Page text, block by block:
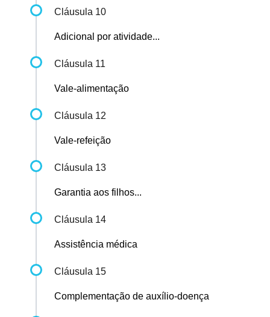
Cláusula 10
Adicional por atividade...
Cláusula 11
Vale-alimentação
Cláusula 12
Vale-refeição
Cláusula 13
Garantia aos filhos...
Cláusula 14
Assistência médica
Cláusula 15
Complementação de auxílio-doença